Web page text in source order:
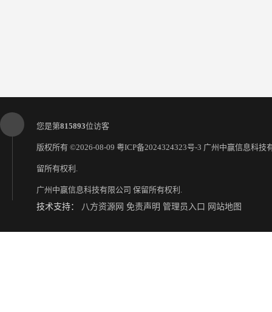
您是第815893位访客
版权所有 ©2026-08-09 粤ICP备2024324323号-3 广州中赢信息科技
留所有权利.
广州中赢信息科技有限公司 保留所有权利.
技术支持： 八方资源网 免责声明 管理员入口 网站地图